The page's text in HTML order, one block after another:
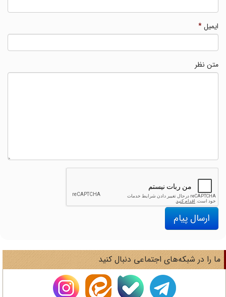
ایمیل*
متن نظر
ارسال پیام
را در شبکه‌های اجتماعی دنبال کنید